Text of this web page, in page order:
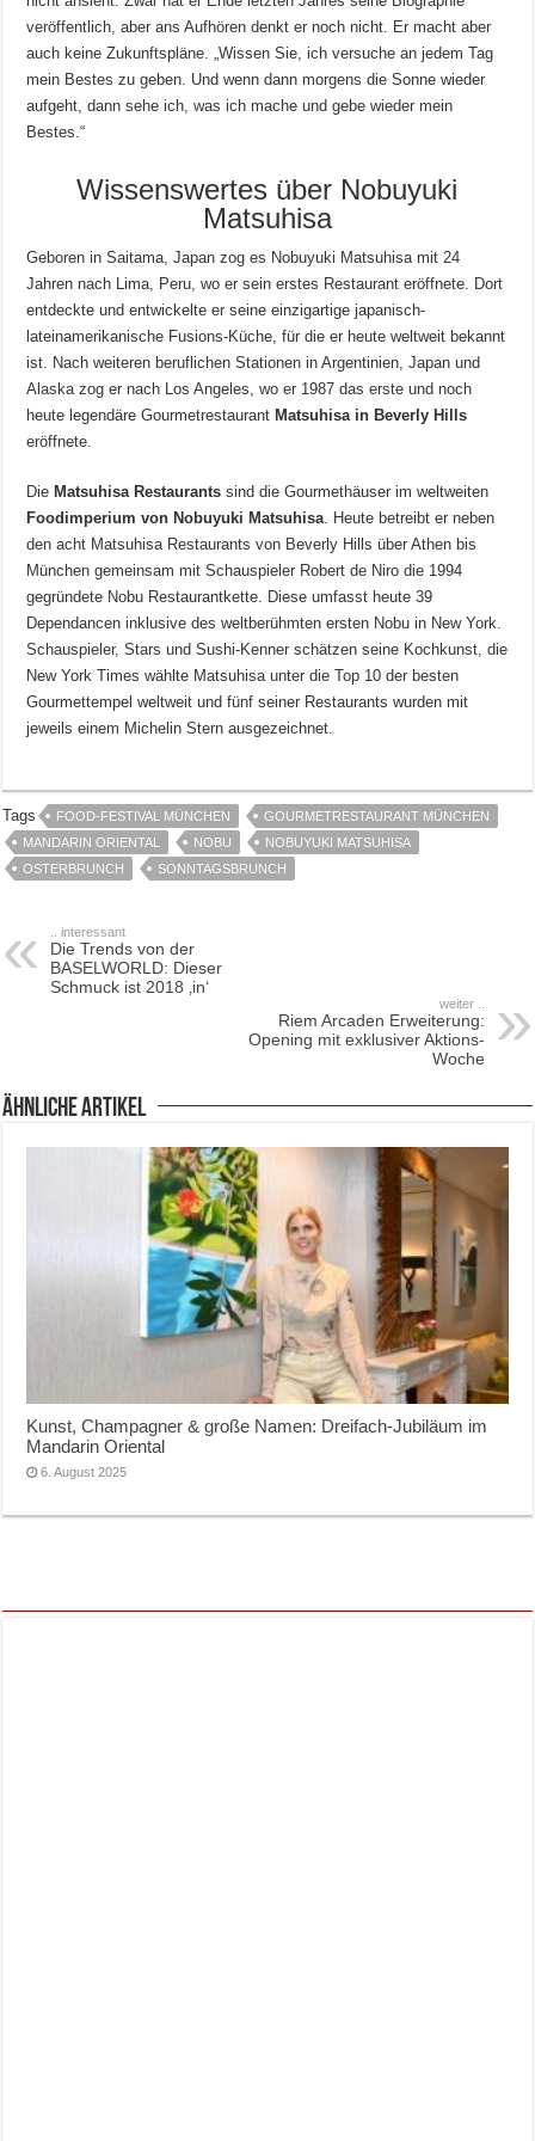
veröffentlich, aber ans Aufhören denkt er noch nicht. Er macht aber
auch keine Zukunftspläne. „Wissen Sie, ich versuche an jedem Tag
mein Bestes zu geben. Und wenn dann morgens die Sonne wieder
aufgeht, dann sehe ich, was ich mache und gebe wieder mein
Bestes.“
Wissenswertes über Nobuyuki
Matsuhisa
Geboren in Saitama, Japan zog es Nobuyuki Matsuhisa mit 24
Jahren nach Lima, Peru, wo er sein erstes Restaurant eröffnete. Dort
entdeckte und entwickelte er seine einzigartige japanisch-
lateinamerikanische Fusions-Küche, für die er heute weltweit bekannt
ist. Nach weiteren beruflichen Stationen in Argentinien, Japan und
Alaska zog er nach Los Angeles, wo er 1987 das erste und noch
heute legendäre Gourmetrestaurant Matsuhisa in Beverly Hills
eröffnete.
Die Matsuhisa Restaurants sind die Gourmethäuser im weltweiten
Foodimperium von Nobuyuki Matsuhisa. Heute betreibt er neben
den acht Matsuhisa Restaurants von Beverly Hills über Athen bis
München gemeinsam mit Schauspieler Robert de Niro die 1994
gegründete Nobu Restaurantkette. Diese umfasst heute 39
Dependancen inklusive des weltberühmten ersten Nobu in New York.
Schauspieler, Stars und Sushi-Kenner schätzen seine Kochkunst, die
New York Times wählte Matsuhisa unter die Top 10 der besten
Gourmettempel weltweit und fünf seiner Restaurants wurden mit
jeweils einem Michelin Stern ausgezeichnet.
Tags FOOD-FESTIVAL MÜNCHEN
GOURMETRESTAURANT MÜNCHEN
MANDARIN ORIENTAL
NOBU
NOBUYUKI MATSUHISA
OSTERBRUNCH
SONNTAGSBRUNCH
.. interessant
Die Trends von der
BASELWORLD: Dieser
Schmuck ist 2018 ‚in‘
weiter ..
Riem Arcaden Erweiterung:
Opening mit exklusiver Aktions-
Woche
ähnliche Artikel
Kunst, Champagner & große Namen: Dreifach-Jubiläum im
Mandarin Oriental
6. August 2025